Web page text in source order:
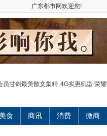
广东都市网欢迎您!
员甘剑最美散文集精 4G实惠机型 荣
美食 商讯 消费 微商